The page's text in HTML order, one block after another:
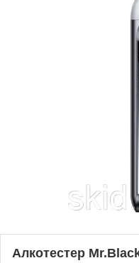
Алкотестер